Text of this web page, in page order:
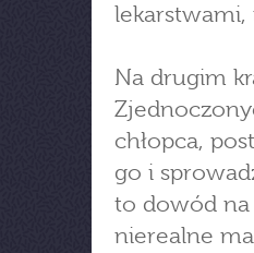
Na drugim
chłopca,
go i
to dowód
nierealne